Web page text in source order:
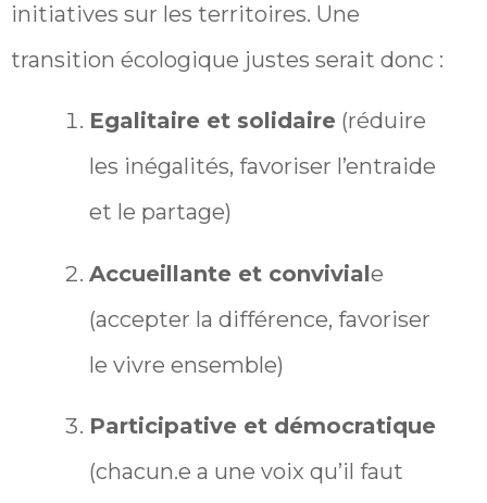
initiatives sur les territoires. Une
transition écologique justes serait donc :
Egalitaire et solidaire (réduire
les inégalités, favoriser l’entraide
et le partage)
Accueillante et conviviale
(accepter la différence, favoriser
le vivre ensemble)
Participative et démocratique
(chacun.e a une voix qu’il faut